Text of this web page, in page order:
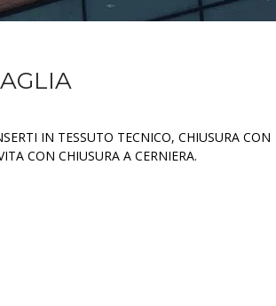
IN TESSUTO TECNICO, CHIUSURA CON
CON CHIUSURA A CERNIERA.